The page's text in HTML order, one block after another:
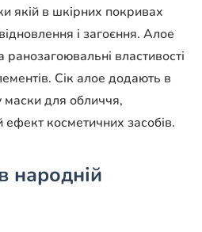
якій в шкірних покривах
і загоєння. Алое
ранозагоювальні властивості
Сік алое додають в
для обличчя,
косметичних засобів.
народній